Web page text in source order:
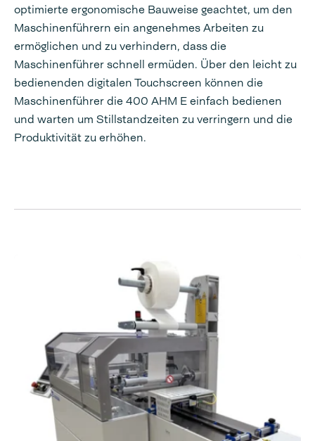
optimierte ergonomische Bauweise geachtet, um den
Maschinenführern ein angenehmes Arbeiten zu
ermöglichen und zu verhindern, dass die
Maschinenführer schnell ermüden. Über den leicht zu
bedienenden digitalen Touchscreen können die
Maschinenführer die 400 AHM E einfach bedienen
und warten um Stillstandzeiten zu verringern und die
Produktivität zu erhöhen.